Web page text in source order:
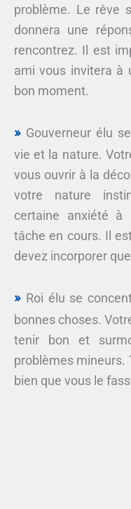
problème. Le rêve
donnera une
rencontrez. Il est
ami vous invitera à
bon moment.
Gouverneur élu
vie et la nature.
vous ouvrir à la
votre nature
certaine anxiété à
tâche en cours. Il
devez incorporer
Roi élu se
bonnes choses.
tenir bon et
problèmes mineurs.
bien que vous le